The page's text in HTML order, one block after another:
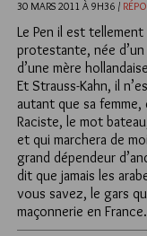
30 MARS 2011 À 9H36 /
Le Pen il est
protestante, née
d’une mère
Et Strauss-Kahn, il
autant que sa
Raciste, le mot
et qui marchera de
grand dépendeur
dit que jamais les
vous savez, le gars
maçonnerie en